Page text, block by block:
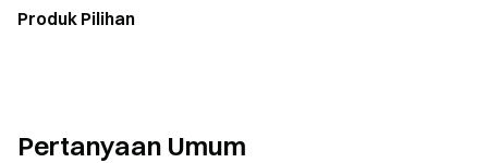
Produk Pilihan
Pertanyaan Umum